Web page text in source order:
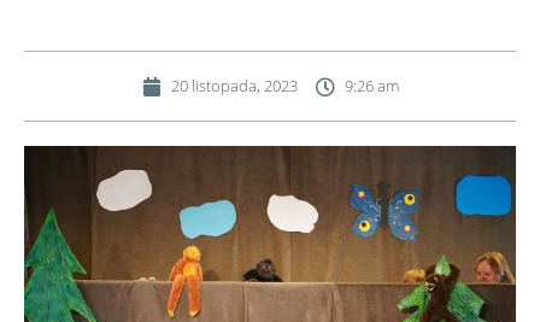
20 listopada, 2023 9:26 am